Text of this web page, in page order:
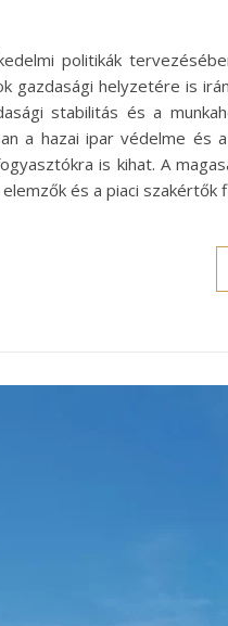
politikák
gazdasági helyzetére is
stabilitás és a
a hazai ipar védelme és
is kihat. A
és a piaci szakértők